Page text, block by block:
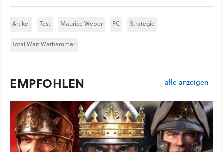
Artikel Test Maurice Weber PC Strategie
Total War: Warhammer
EMPFOHLEN alle anzeigen